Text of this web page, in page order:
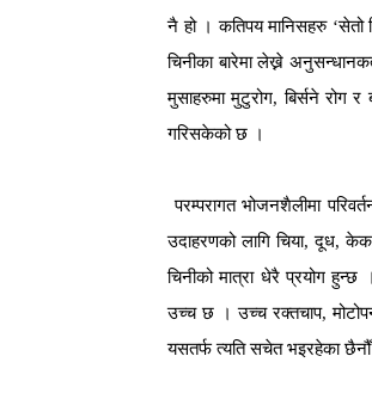
नै हो । कतिपय मानिसहरु ‘सेतो
चिनीका बारेमा लेख्ने
मुसाहरुमा मुटुरोग, बिर्सने रोग
गरिसकेको छ ।
परम्परागत भोजनशैलीमा
उदाहरणको लागि चिया, दूध,
चिनीको मात्रा धेरै प्रयोग
उच्च छ । उच्च रक्तचाप,
यसतर्फ त्यति सचेत भइरहेका